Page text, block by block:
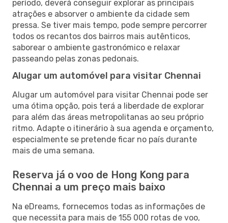
período, deverá conseguir explorar as principais
atrações e absorver o ambiente da cidade sem
pressa. Se tiver mais tempo, pode sempre percorrer
todos os recantos dos bairros mais autênticos,
saborear o ambiente gastronómico e relaxar
passeando pelas zonas pedonais.
Alugar um automóvel para visitar Chennai
Alugar um automóvel para visitar Chennai pode ser
uma ótima opção, pois terá a liberdade de explorar
para além das áreas metropolitanas ao seu próprio
ritmo. Adapte o itinerário à sua agenda e orçamento,
especialmente se pretende ficar no país durante
mais de uma semana.
Reserva já o voo de Hong Kong para
Chennai a um preço mais baixo
Na eDreams, fornecemos todas as informações de
que necessita para mais de 155 000 rotas de voo,